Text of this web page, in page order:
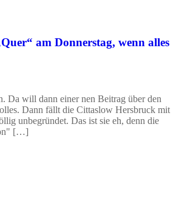
am Donnerstag, wenn alles
Da will dann einer nen Beitrag über den
Dann fällt die Cittaslow Hersbruck mit
unbegründet. Das ist sie eh, denn die
[…]